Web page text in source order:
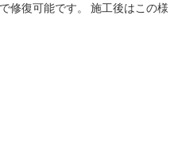
修復可能です。 施工後はこの様